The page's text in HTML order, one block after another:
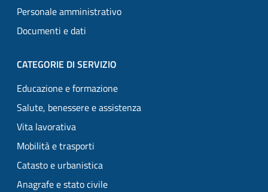
Personale amministrativo
Documenti e dati
CATEGORIE DI SERVIZIO
Educazione e formazione
Salute, benessere e assistenza
Vita lavorativa
Mobilità e trasporti
Catasto e urbanistica
Anagrafe e stato civile